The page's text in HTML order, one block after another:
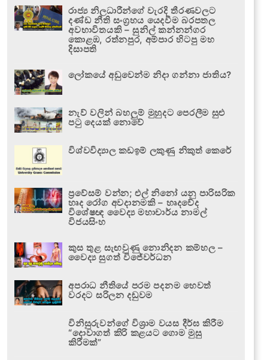
රාජ්‍ය නිලධාරීන්ගේ වැරදි තීරණවලට
දණ්ඩ නීති සංග්‍රහය යෙදවීම බරපතල
අවභාවිතයකි – සුනිල් කන්නන්ගර
කොළඹ, රත්නපුර, අම්පාර හිටපු මහ
දිසාපති
ලෝකයේ අඩුවෙන්ම නිදා ගන්නා ජාතිය?
නැව් වලින් බහලුම් මුහුදට පෙරලීම සුළු
පටු දෙයක් නොවේ
විශ්වවිද්‍යාල කඩඉම් ලකුණු නිකුත් කෙරේ
ප්‍රවේසම් වන්න; එල් නිනෝ යනු පාරිසරික
හෘද රෝග අවදානමකි – හෘදවේද
විශේෂඥ වෛද්‍ය මහාචාර්ය නාමල්
විජයසිංහ
කුස තුළ සැඟවුණු නොනිදන කම්හල –
වෛද්‍ය සුගත් විජේවර්ධන
අපරාධ නීතියේ පරම පදනම හෙවත්
වරදට සරිලන දඬුවම
විනිසුරුවන්ගේ විශ්‍රාම වයස දීර්ඝ කිරීම
“දොවාගත් කිරි කළයට ගොම මුසු
කිරීමක්”